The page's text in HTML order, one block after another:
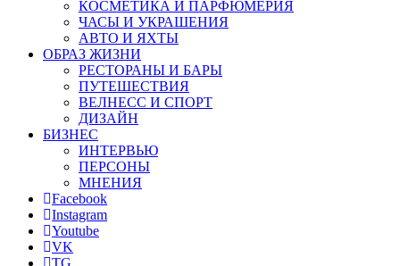
КОСМЕТИКА И ПАРФЮМЕРИЯ
ЧАСЫ И УКРАШЕНИЯ
АВТО И ЯХТЫ
ОБРАЗ ЖИЗНИ
РЕСТОРАНЫ И БАРЫ
ПУТЕШЕСТВИЯ
ВЕЛНЕСС И СПОРТ
ДИЗАЙН
БИЗНЕС
ИНТЕРВЬЮ
ПЕРСОНЫ
МНЕНИЯ
Facebook
Instagram
Youtube
VK